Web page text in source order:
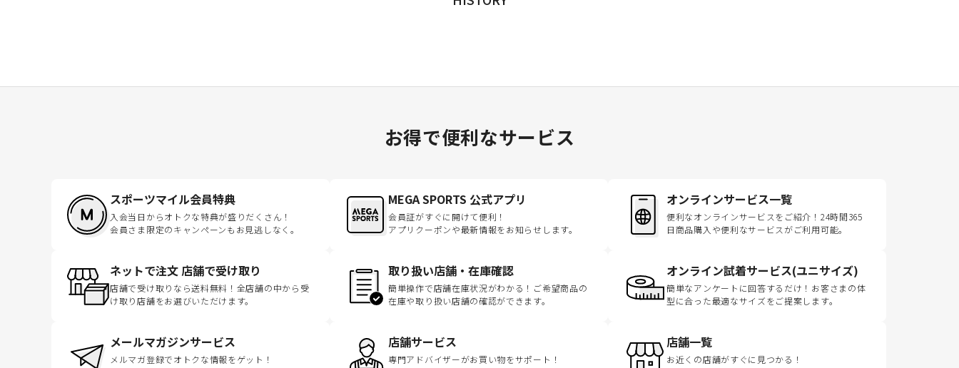
お得で便利なサービス
スポーツマイル会員特典
入会当日からオトクな特典が盛りだくさん！
会員さま限定のキャンペーンもお見逃しなく。
MEGA SPORTS 公式アプリ
会員証がすぐに開けて便利！
アプリクーポンや最新情報をお知らせします。
オンラインサービス一覧
便利なオンラインサービスをご紹介！24時間365
日商品購入や便利なサービスがご利用可能。
ネットで注文 店舗で受け取り
店舗で受け取りなら送料無料！全店舗の中から受
け取り店舗をお選びいただけます。
取り扱い店舗・在庫確認
簡単操作で店舗在庫状況がわかる！ご希望商品の
在庫や取り扱い店舗の確認ができます。
オンライン試着サービス(ユニサイズ)
簡単なアンケートに回答するだけ！お客さまの体
型に合った最適なサイズをご提案します。
メールマガジンサービス
メルマガ登録でオトクな情報をゲット！
店舗サービス
専門アドバイザーがお買い物をサポート！
店舗一覧
お近くの店舗がすぐに見つかる！